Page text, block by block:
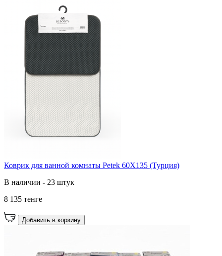
Коврик для ванной комнаты Petek 60X135 (Турция)
В наличии - 23 штук
8 135 тенге
Добавить в корзину